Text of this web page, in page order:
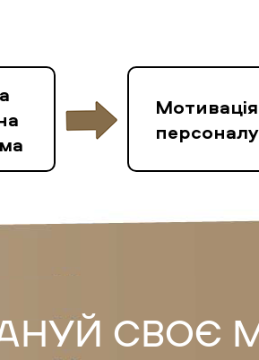
Мотивація
персоналу
СВОЄ